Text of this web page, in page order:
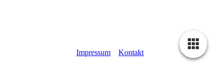
Impressum Kontakt